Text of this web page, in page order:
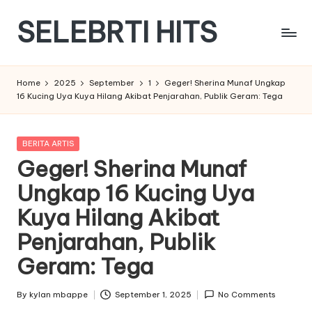
SkipSELEBRTI HITS
berita
indonesia
Home 2025 September 1
Geger! Sherina Munaf Ungkap
16 Kucing Uya Kuya Hilang Akibat Penjarahan, Publik Geram: Tega
Posted
BERITA ARTIS
Geger! Sherina Munaf
Ungkap 16 Kucing Uya
Kuya Hilang Akibat
Penjarahan, Publik
Geram: Tega
Posted
By kylan mbappe September 1, 2025 No Comments